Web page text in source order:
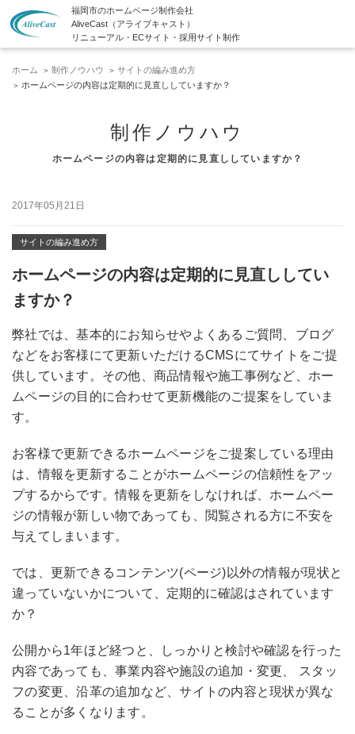
福岡市のホームページ制作会社
AliveCast（アライブキャスト）
リニューアル・ECサイト・採用サイト制作
ホーム 制作ノウハウ
サイトの編み進め方
ホームページの内容は定期的に見直ししていますか？
制作ノウハウ
ホームページの内容は定期的に見直ししていますか？
2017年05月21日
サイトの編み進め方
ホームページの内容は定期的に見直ししてい
ますか？
弊社では、基本的にお知らせやよくあるご質問、ブログ
などをお客様にて更新いただけるCMSにてサイトをご提
供しています。その他、商品情報や施工事例など、ホー
ムページの目的に合わせて更新機能のご提案をしていま
す。
お客様で更新できるホームページをご提案している理由
は、情報を更新することがホームページの信頼性をアッ
プするからです。情報を更新をしなければ、ホームペー
ジの情報が新しい物であっても、閲覧される方に不安を
与えてしまいます。
では、更新できるコンテンツ(ページ)以外の情報が現状と
違っていないかについて、定期的に確認はされています
か？
公開から1年ほど経つと、しっかりと検討や確認を行った
内容であっても、事業内容や施設の追加・変更、 スタッ
フの変更、沿革の追加など、サイトの内容と現状が異な
ることが多くなります。